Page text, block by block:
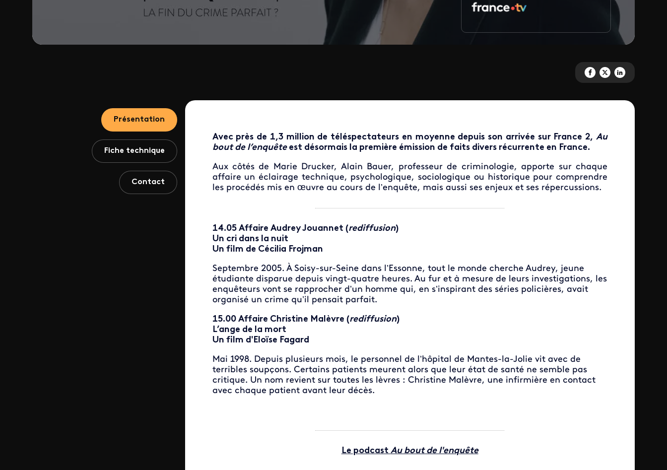
Partagez 'Au bout de
Partagez 'Au bout de
Partagez 'Au bout
Présentation
Fiche technique
Contact
Avec près de 1,3 million de téléspectateurs en moyenne depuis son arrivée sur France 2, Au
bout de l’enquêteest désormais la première émission de faits divers récurrente en France.
Aux côtés de Marie Drucker, Alain Bauer, professeur de criminologie, apporte sur chaque
affaire un éclairage technique, psychologique, sociologique ou historique pour comprendre
les procédés mis en œuvre au cours de l’enquête, mais aussi ses enjeux et ses répercussions.
14.05 Affaire Audrey Jouannet (rediffusion)
Un cri dans la nuit
Un film de Cécilia Frojman
Septembre 2005. À Soisy-sur-Seine dans l’Essonne, tout le monde cherche Audrey, jeune
étudiante disparue depuis vingt-quatre heures. Au fur et à mesure de leurs investigations, les
enquêteurs vont se rapprocher d’un homme qui, en s’inspirant des séries policières, avait
organisé un crime qu’il pensait parfait.
15.00 Affaire Christine Malèvre (rediffusion)
L’ange de la mort
Un film d'Eloïse Fagard
Mai 1998. Depuis plusieurs mois, le personnel de l’hôpital de Mantes-la-Jolie vit avec de
terribles soupçons. Certains patients meurent alors que leur état de santé ne semble pas
critique. Un nom revient sur toutes les lèvres : Christine Malèvre, une infirmière en contact
avec chaque patient avant leur décès.
Le podcast Au bout de l'enquête